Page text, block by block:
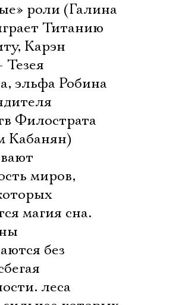
роли (Галина
Титанию
Карэн
Тезея
эльфа Робина
Филострата 
Кабанян)
миров,
магия сна.
без
леса